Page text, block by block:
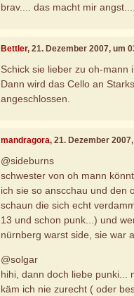
brav.... das macht mir angst.....
Bettler, 21. Dezember 2007, um
Schick sie lieber zu oh-mann
Dann wird das Cello an
angeschlossen.
mandragora, 21. Dezember
@sideburns
schwester von oh mann
ich sie so anscchau und den
schaun die sich echt
13 und schon punk...) und
nürnberg warst side, sie war
@solgar
hihi, dann doch liebe punki...
käm ich nie zurecht ( oder